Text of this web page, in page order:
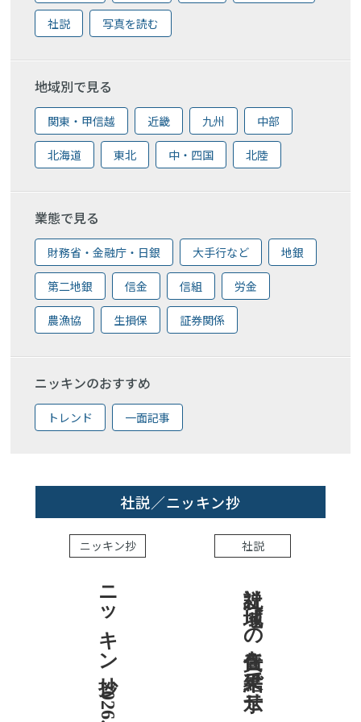
社説 写真を読む
地域別で見る
関東・甲信越 近畿 九州 中部
北海道 東北 中・四国 北陸
業態で見る
財務省・金融庁・日銀 大手行など 地銀
第二地銀 信金 信組 労金
農漁協 生損保 証券関係
ニッキンのおすすめ
トレンド 一面記事
社説／ニッキン抄
ニッキン抄
ニッキン抄 2026.8.7
社説
社説 地域への責任を結果で示せ